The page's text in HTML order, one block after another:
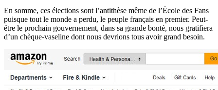
En somme, ces élections sont l’antithèse même de l’École des Fans
puisque tout le monde a perdu, le peuple français en premier. Peut-
être le prochain gouvernement, dans sa grande bonté, nous gratifiera
d’un chèque-vaseline dont nous devrions tous avoir grand besoin.